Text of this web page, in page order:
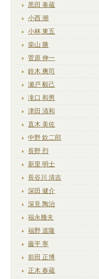
黒田 泰蔵
小西 潮
小林 東五
柴山 勝
菅原 伸一
鈴木 爽司
瀬戸 毅己
滝口 和男
津田 清和
直木 美佐
中野 欽二郎
長野 烈
新里 明士
長谷川 清吉
深田 健介
深見 陶治
福永幾夫
福野 道隆
藤平 寧
前田 正博
正木 春蔵